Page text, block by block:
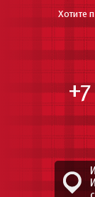
Хотите